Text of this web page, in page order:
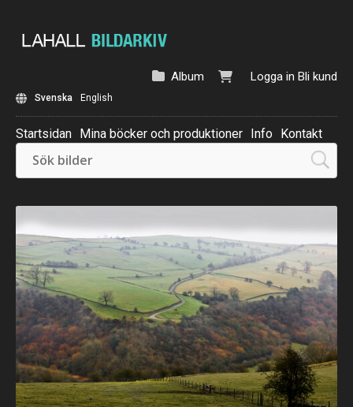
Logga in Bli kund
Album
Svenska English
Startsidan Mina böcker och produktioner Info Kontakt
Beställ: Kalender 2025